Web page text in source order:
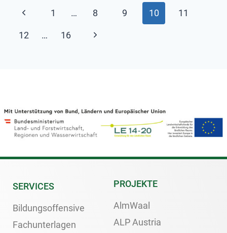
1 … 8 9 10 11
12 … 16
SERVICES
Bildungsoffensive
Fachunterlagen
PROJEKTE
AlmWaal
ALP Austria